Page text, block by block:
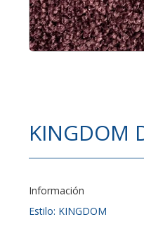
KINGDOM
Información
Estilo: KINGDOM